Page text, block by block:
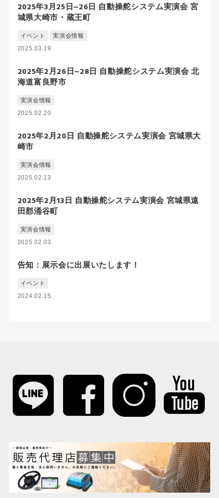
2025年3月25日~26日 自動操舵システム実演会 宮
城県大崎市・蔵王町
イベント
実演会情報
2025.03.19
2025年2月26日~28日 自動操舵システム実演会 北
海道富良野市
実演会情報
2025.02.20
2025年2月20日 自動操舵システム実演会 宮城県大
崎市
実演会情報
2025.02.13
2025年2月13日 自動操舵システム実演会 宮城県遠
田郡涌谷町
実演会情報
2025.02.03
告知：展示会に出展いたします！
イベント
2024.02.15